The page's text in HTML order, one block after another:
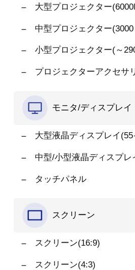
大型プロジェクター
中型プロジェクター
小型プロジェクター(～
プロジェクターアクセサ
モニタ/ディスプレイ
大型液晶ディスプレイ
中型/小型液晶ディスプレ
タッチパネル
スクリーン
スクリーン(16:9)
スクリーン(4:3)